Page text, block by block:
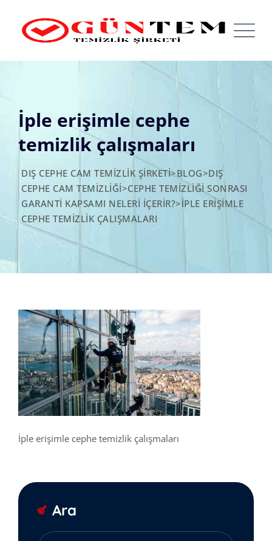
content
İple erişimle cephe
temizlik çalışmaları
DIŞ CEPHE CAM TEMIZLIK ŞIRKETI>BLOG>DIŞ
CEPHE CAM TEMIZLIĞI>CEPHE TEMIZLIĞI SONRASI
GARANTI KAPSAMI NELERI İÇERIR?>İPLE ERIŞIMLE
CEPHE TEMIZLIK ÇALIŞMALARI
İple erişimle cephe temizlik çalışmaları
Ara